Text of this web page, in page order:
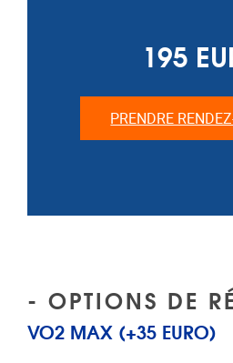
195
PRENDRE
- OPTIONS DE
VO2 MAX (+35 EURO)